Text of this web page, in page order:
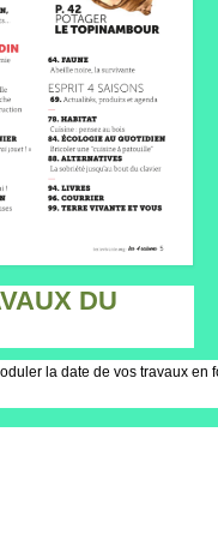
DU
la date de vos travaux en